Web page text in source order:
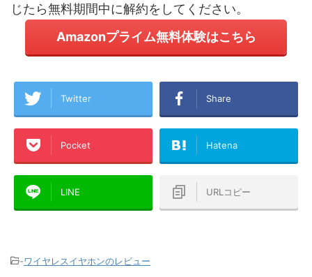
じたら無料期間中に解約をしてください。
Amazonプライム無料体験はこちら
Twitter Share
Pocket Hatena
LINE URLコピー
-ワイヤレスイヤホンのレビュー